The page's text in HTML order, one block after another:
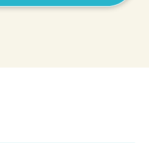
の作成は対応していません。